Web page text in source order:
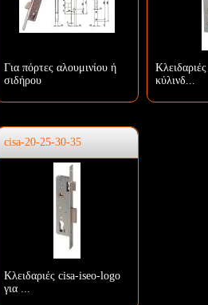
Για πόρτες αλουμινίου ή
σιδήρου
κύλινδ...
cisa-20-25-30-35
Κλειδαριές cisa-iseo-logo
για ...